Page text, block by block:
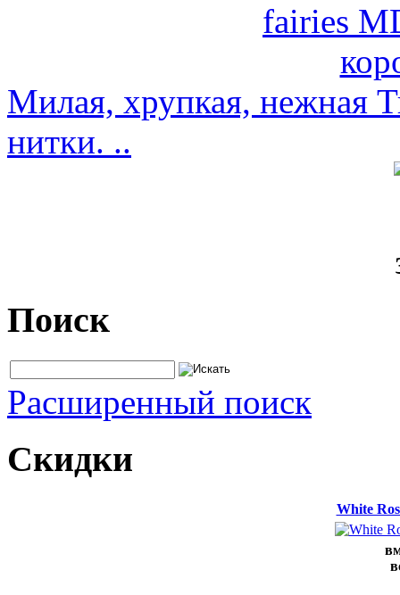
Милая, хрупкая, нежная
нитки. ..
Поиск
Расширенный поиск
Скидки
White